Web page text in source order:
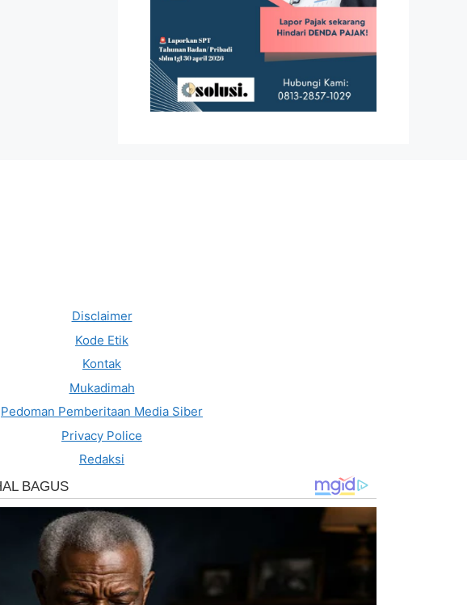
Disclaimer
Kode Etik
Kontak
Mukadimah
Pedoman Pemberitaan Media Siber
Privacy Police
Redaksi